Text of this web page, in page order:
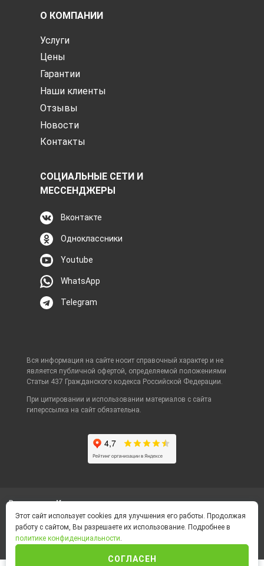
О КОМПАНИИ
Услуги
Цены
Гарантии
Наши клиенты
Отзывы
Новости
Контакты
СОЦИАЛЬНЫЕ СЕТИ И
МЕССЕНДЖЕРЫ
Вконтакте
Одноклассники
Youtube
WhatsApp
Telegram
Вся информация на сайте носит справочный характер и не
является публичной офертой, определяемой положениями
Статьи 437 Гражданского кодекса Российской Федерации.
При цитировании и использовании материалов с сайта
гиперссылка на сайт обязательна.
Ваш город Корсаков
Политика конфиденциальности
Foot Container © 2026
Этот сайт использует cookies для улучшения его работы. Продолжая
работу с сайтом, Вы разрешаете их использование. Подробнее в
политике конфиденциальности.
СОГЛАСЕН